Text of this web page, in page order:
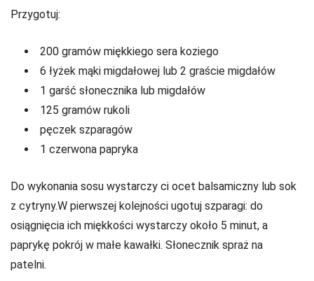
Przygotuj:
200 gramów miękkiego sera koziego
6 łyżek mąki migdałowej lub 2 graście migdałów
1 garść słonecznika lub migdałów
125 gramów rukoli
pęczek szparagów
1 czerwona papryka
Do wykonania sosu wystarczy ci ocet balsamiczny lub sok
z cytryny.W pierwszej kolejności ugotuj szparagi: do
osiągnięcia ich miękkości wystarczy około 5 minut, a
paprykę pokrój w małe kawałki. Słonecznik spraż na
patelni.